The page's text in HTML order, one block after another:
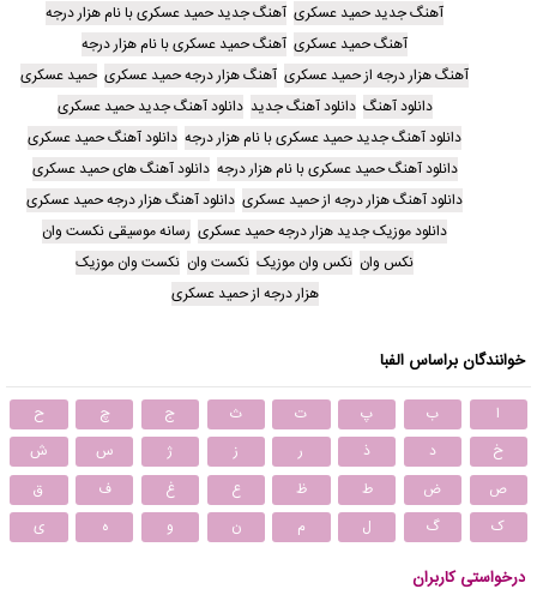
آهنگ جدید حمید عسکری آهنگ جدید حمید عسکری با نام هزار درجه
آهنگ حمید عسکری آهنگ حمید عسکری با نام هزار درجه
آهنگ هزار درجه از حمید عسکری آهنگ هزار درجه حمید عسکری حمید عسکری
دانلود آهنگ دانلود آهنگ جدید دانلود آهنگ جدید حمید عسکری
دانلود آهنگ جدید حمید عسکری با نام هزار درجه دانلود آهنگ حمید عسکری
دانلود آهنگ حمید عسکری با نام هزار درجه دانلود آهنگ های حمید عسکری
دانلود آهنگ هزار درجه از حمید عسکری دانلود آهنگ هزار درجه حمید عسکری
دانلود موزیک جدید هزار درجه حمید عسکری رسانه موسیقی نکست وان
نکس وان نکس وان موزیک نکست وان نکست وان موزیک
هزار درجه از حمید عسکری
خوانندگان براساس الفبا
ا ب پ ت ث ج چ
ح
خ
د ذ ر ز ژ س
ش
ص
ض ط ظ ع غ ف
ق
ک
گ ل م ن و ه ی
درخواستی کاربران